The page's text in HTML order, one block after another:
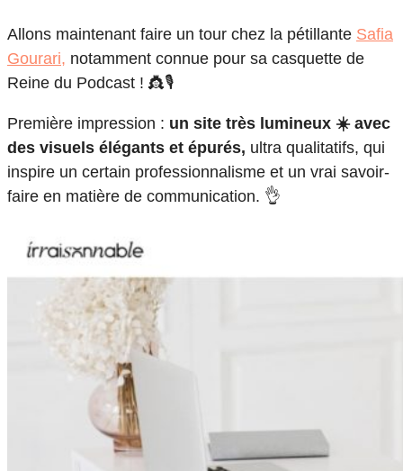
Allons maintenant faire un tour chez la pétillante Safia
Gourari, notamment connue pour sa casquette de
Reine du Podcast ! 👸🎙️
Première impression : un site très lumineux ☀️ avec
des visuels élégants et épurés, ultra qualitatifs, qui
inspire un certain professionnalisme et un vrai savoir-
faire en matière de communication. 👌